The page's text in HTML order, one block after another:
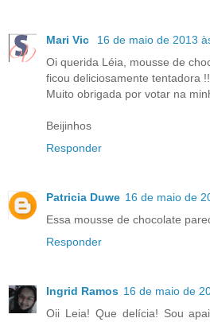
Mari Vic
16 de maio de 2013
Oi querida Léia, mousse de
ficou deliciosamente tentadora !!
Muito obrigada por votar na
Beijinhos
Responder
Patricia Duwe 16 de maio de
Essa mousse de chocolate
Responder
Ingrid Ramos 16 de maio de
Oii Leia! Que delícia! Sou